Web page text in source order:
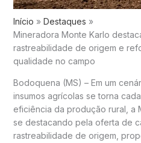
Início
Destaques
Mineradora Monte Karlo
rastreabilidade de origem e
qualidade no campo
Bodoquena (MS) – Em um
insumos agrícolas se torna
eficiência da produção rural, a
se destacando pela oferta de
rastreabilidade de origem,